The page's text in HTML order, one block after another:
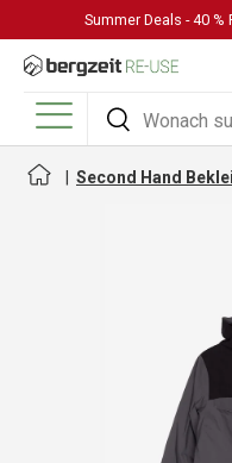
DIREKT ZUM INHALT
Summer Deals - 40
Suchen
Suchen
Menü
Second Hand